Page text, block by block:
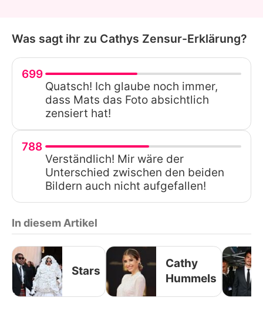
Was sagt ihr zu Cathys Zensur-Erklärung?
699
Quatsch! Ich glaube noch immer,
dass Mats das Foto absichtlich
zensiert hat!
788
Verständlich! Mir wäre der
Unterschied zwischen den beiden
Bildern auch nicht aufgefallen!
In diesem Artikel
Stars
Cathy
Hummels